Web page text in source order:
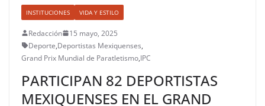
INSTITUCIONES VIDA Y ESTILO
Redacción
15 mayo, 2025
Deporte,Deportistas Mexiquenses,
Grand Prix Mundial de Paratletismo,IPC
PARTICIPAN 82 DEPORTISTAS
MEXIQUENSES EN EL GRAND